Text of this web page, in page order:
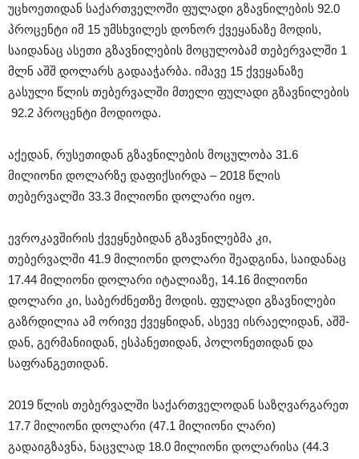
უცხოეთიდან საქართველოში ფულადი გზავნილების 92.0
პროცენტი იმ 15 უმსხვილეს დონორ ქვეყანაზე მოდის,
საიდანაც ასეთი გზავნილების მოცულობამ თებერვალში 1
მლნ აშშ დოლარს გადააჭარბა. იმავე 15 ქვეყანაზე
გასული წლის თებერვალში მთელი ფულადი გზავნილების
92.2 პროცენტი მოდიოდა.
აქედან, რუსეთიდან გზავნილების მოცულობა 31.6
მილიონი დოლარზე დაფიქსირდა – 2018 წლის
თებერვალში 33.3 მილიონი დოლარი იყო.
ევროკავშირის ქვეყნებიდან გზავნილებმა კი,
თებერვალში 41.9 მილიონი დოლარი შეადგინა, საიდანაც
17.44 მილიონი დოლარი იტალიაზე, 14.16 მილიონი
დოლარი კი, საბერძნეთზე მოდის. ფულადი გზავნილები
გაზრდილია ამ ორივე ქვეყნიდან, ასევე ისრაელიდან, აშშ-
დან, გერმანიიდან, ესპანეთიდან, პოლონეთიდან და
საფრანგეთიდან.
2019 წლის თებერვალში საქართველოდან საზღვარგარეთ
17.7 მილიონი დოლარი (47.1 მილიონი ლარი)
გადაიგზავნა, ნაცვლად 18.0 მილიონი დოლარისა (44.3